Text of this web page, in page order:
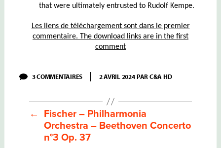
that were ultimately entrusted to Rudolf Kempe.
Les liens de téléchargement sont dans le premier
commentaire. The download links are in the first
comment
3 COMMENTAIRES
MENUHIN
MENDELSSOHN:
CONCERTO
OP.64
BPO
–
2 AVRIL 2024 PAR C&A HD
←
Fischer – Philharmonia
Orchestra – Beethoven Concerto
n°3 Op. 37